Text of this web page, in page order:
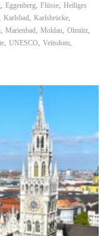
, Eggenberg, Flüsse, Heiliges
, Karlsbad, Karlsbrücke,
, Marienbad, Moldau, Olmütz,
, UNESCO, Veitsdom,